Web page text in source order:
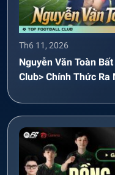
Th6 11, 2026
Nguyễn Văn Toàn
Club> Chính Thức Ra